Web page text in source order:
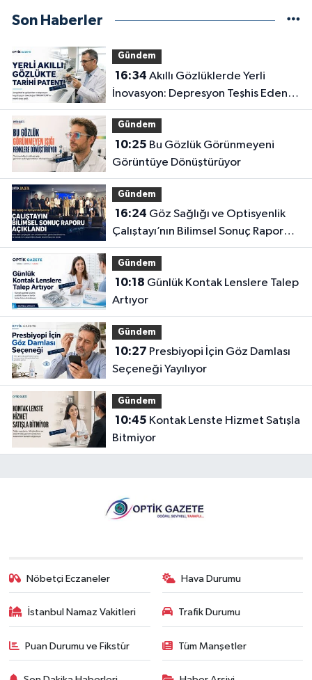
Son Haberler
Gündem
16:34
İnovasyon: Depresyon Teşhis Eden
Gözlüğe Türkpatent Onayı
Gündem
10:25
Görüntüye Dönüştürüyor
Gündem
16:24
Çalıştayı’nın Bilimsel Sonuç Raporu
Açıklandı
Gündem
10:18
Artıyor
Gündem
10:27
Seçeneği Yayılıyor
Gündem
10:45
Bitmiyor
Nöbetçi Eczaneler Hava Durumu
İstanbul Namaz Vakitleri Trafik Durumu
Puan Durumu ve Fikstür Tüm Manşetler